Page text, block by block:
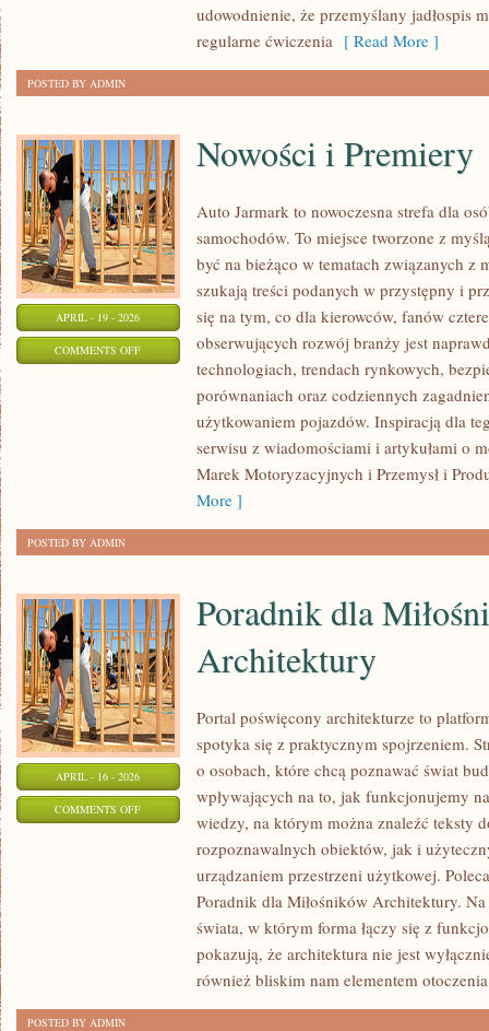
udowodnienie, że przemyślany jadłospis
regularne ćwiczenia [ Read More ]
POSTED BY ADMIN
APRIL - 19 - 2026
COMMENTS OFFON
Nowości i Premiery
Auto Jarmark to nowoczesna strefa dla
samochodów. To miejsce tworzone z
być na bieżąco w tematach związanych z
szukają treści podanych w przystępny i
się na tym, co dla kierowców, fanów
obserwujących rozwój branży jest
technologiach, trendach rynkowych,
porównaniach oraz codziennych
użytkowaniem pojazdów. Inspiracją dla
serwisu z wiadomościami i artykułami o
Marek Motoryzacyjnych i Przemysł i
More ]
POSTED BY ADMIN
APRIL - 16 - 2026
COMMENTS OFFON
Poradnik dla
Architektury
Portal poświęcony architekturze to
spotyka się z praktycznym spojrzeniem.
o osobach, które chcą poznawać świat
wpływających na to, jak funkcjonujemy
wiedzy, na którym można znaleźć teksty
rozpoznawalnych obiektów, jak i
urządzaniem przestrzeni użytkowej.
Poradnik dla Miłośników Architektury.
świata, w którym forma łączy się z
pokazują, że architektura nie jest
również bliskim nam elementem
POSTED BY ADMIN